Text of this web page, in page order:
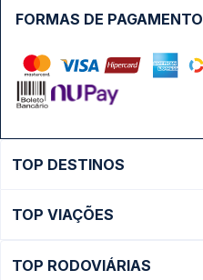
FORMAS DE PAGAMENTO
TOP DESTINOS
Ônibus São Paulo
TOP VIAÇÕES
TOP RODOVIÁRIAS